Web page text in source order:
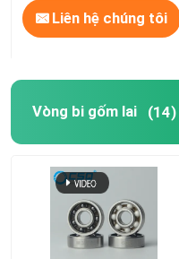
Liên hệ chúng tôi
Vòng bi gốm lai (14)